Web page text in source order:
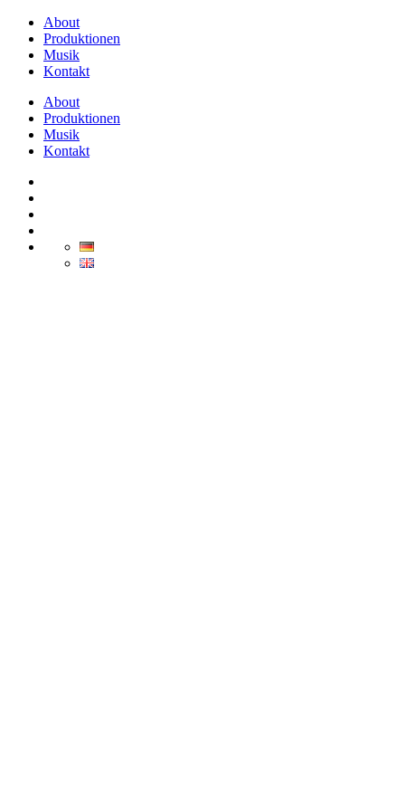
About
Produktionen
Musik
Kontakt
About
Produktionen
Musik
Kontakt